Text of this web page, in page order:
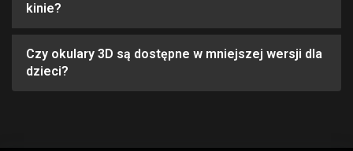
kinie?
Czy okulary 3D są dostępne w mniejszej wersji dla
dzieci?